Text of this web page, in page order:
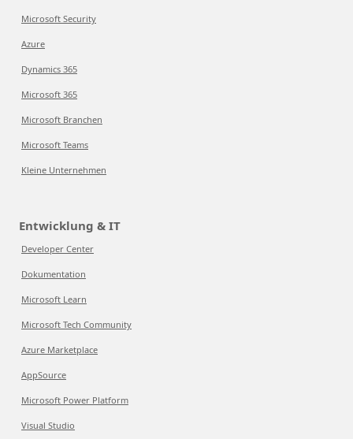
Microsoft Security
Azure
Dynamics 365
Microsoft 365
Microsoft Branchen
Microsoft Teams
Kleine Unternehmen
Entwicklung & IT
Developer Center
Dokumentation
Microsoft Learn
Microsoft Tech Community
Azure Marketplace
AppSource
Microsoft Power Platform
Visual Studio